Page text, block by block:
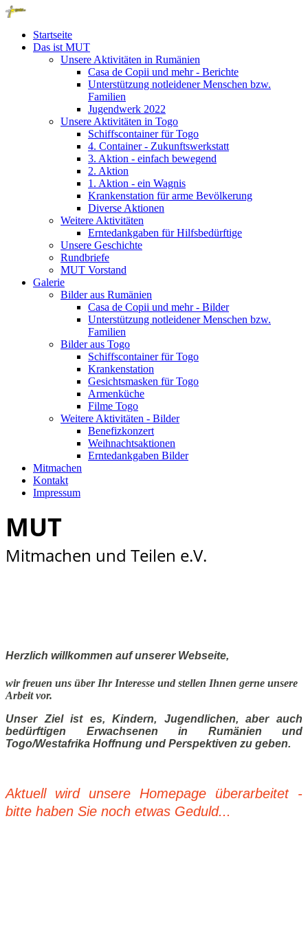
Startseite
Das ist MUT
Unsere Aktivitäten in Rumänien
Casa de Copii und mehr - Berichte
Unterstützung notleidener Menschen bzw.
Familien
Jugendwerk 2022
Unsere Aktivitäten in Togo
Schiffscontainer für Togo
4. Container - Zukunftswerkstatt
3. Aktion - einfach bewegend
2. Aktion
1. Aktion - ein Wagnis
Krankenstation für arme Bevölkerung
Diverse Aktionen
Weitere Aktivitäten
Erntedankgaben für Hilfsbedürftige
Unsere Geschichte
Rundbriefe
MUT Vorstand
Galerie
Bilder aus Rumänien
Casa de Copii und mehr - Bilder
Unterstützung notleidener Menschen bzw.
Familien
Bilder aus Togo
Schiffscontainer für Togo
Krankenstation
Gesichtsmasken für Togo
Armenküche
Filme Togo
Weitere Aktivitäten - Bilder
Benefizkonzert
Weihnachtsaktionen
Erntedankgaben Bilder
Mitmachen
Kontakt
Impressum
MUT
Mitmachen und Teilen e.V.
Herzlich willkommen auf unserer Webseite,
wir freuen uns über Ihr Interesse und stellen Ihnen gerne unsere
Arbeit vor.
Unser Ziel ist es, Kindern, Jugendlichen, aber auch
bedürftigen Erwachsenen in Rumänien und
Togo/Westafrika Hoffnung und Perspektiven zu geben.
Aktuell wird unsere Homepage überarbeitet -
bitte haben Sie noch etwas Geduld...